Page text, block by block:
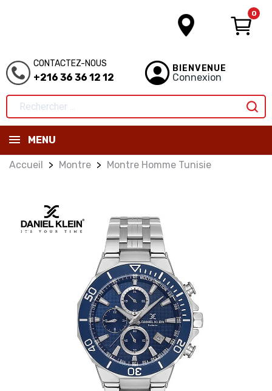
0
CONTACTEZ-NOUS
+216 36 36 12 12
BIENVENUE
Connexion
MENU
Accueil Montre Montre Homme Tunisie